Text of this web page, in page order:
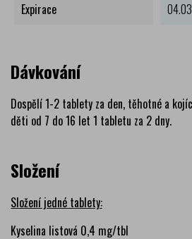
Expirace
Dávkování
Dospělí 1-2 tablety za den, těhotné a
děti od 7 do 16 let 1 tabletu za 2 dny.
Složení
Složení jedné tablety:
Kyselina listová 0,4 mg/tbl